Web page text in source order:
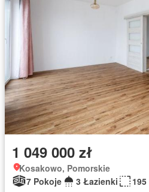
1 049 000 zł
Kosakowo, Pomorskie
7 Pokoje
3 Łazienki 195